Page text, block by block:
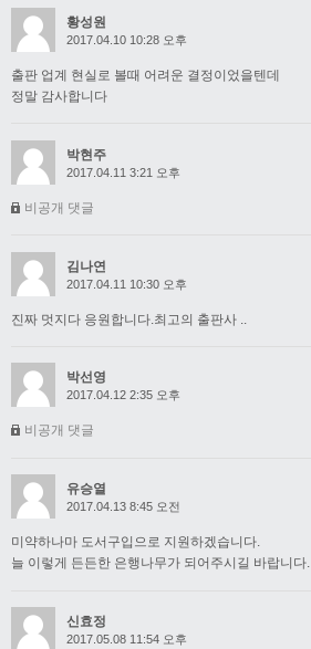
황성원
2017.04.10 10:28 오후
출판 업계 현실로 볼때 어려운 결정이었을텐데
정말 감사합니다
박현주
2017.04.11 3:21 오후
비공개 댓글
김나연
2017.04.11 10:30 오후
진짜 멋지다 응원합니다.최고의 출판사 ..
박선영
2017.04.12 2:35 오후
비공개 댓글
유승열
2017.04.13 8:45 오전
미약하나마 도서구입으로 지원하겠습니다.
늘 이렇게 든든한 은행나무가 되어주시길 바랍니다.
신효정
2017.05.08 11:54 오후